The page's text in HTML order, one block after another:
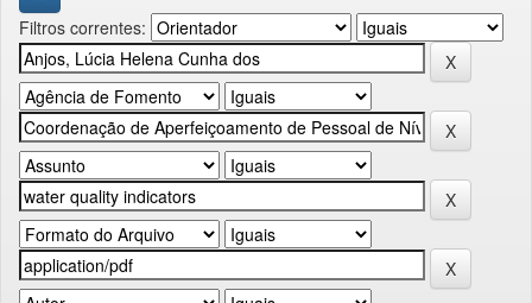
Filtros correntes: